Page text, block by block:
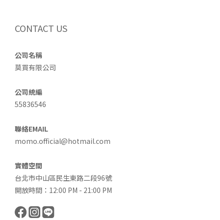
CONTACT US
公司名稱
莫買有限公司
公司統編
55836546
聯絡EMAIL
momo.official@hotmail.com
實體空間
台北市中山區民生東路二段96號
開放時間：12:00 PM - 21:00 PM